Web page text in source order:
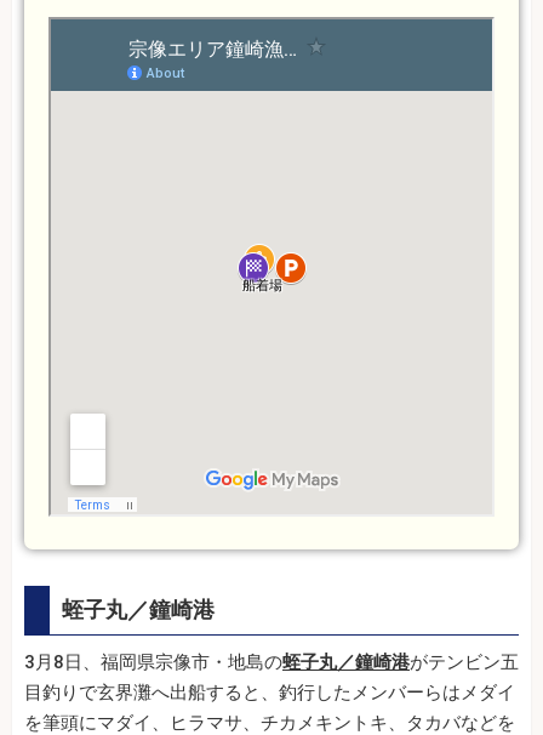
蛭子丸／鐘崎港
3月8日、福岡県宗像市・地島の蛭子丸／鐘崎港がテンビン五
目釣りで玄界灘へ出船すると、釣行したメンバーらはメダイ
を筆頭にマダイ、ヒラマサ、チカメキントキ、タカバなどを